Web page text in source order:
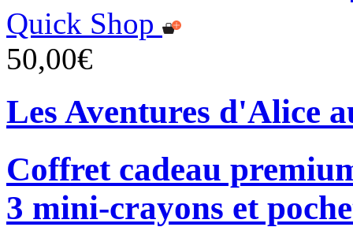
Quick Shop
50,00€
Les Aventures d'Alice
Coffret cadeau
3 mini-crayons et